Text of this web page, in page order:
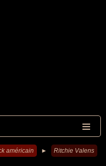
américain ► Ritchie Valens